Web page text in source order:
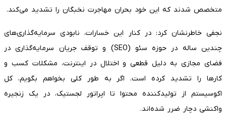
متخصص شدند که این خود بحران مهاجرت نخبگان را تشدید می‌کند.
نجفی خاطرنشان کرد: در کنار این خسارات، نابودی سرمایه‌گذاری‌های
چندین ساله در حوزه سئو (SEO) و توقف جریان سرمایه‌گذاری در
فضای مجازی به دلیل قطعی و اختلال در اینترنت، مشکلات کسب و
کار‌ها را تشدید کرده است. اگر به طور کلی بخواهم بگویم، کل
اکوسیستم از تولیدکننده محتوا تا اپراتور لجستیک، در یک زنجیره
واکنشی دچار ضرر شده‌اند.